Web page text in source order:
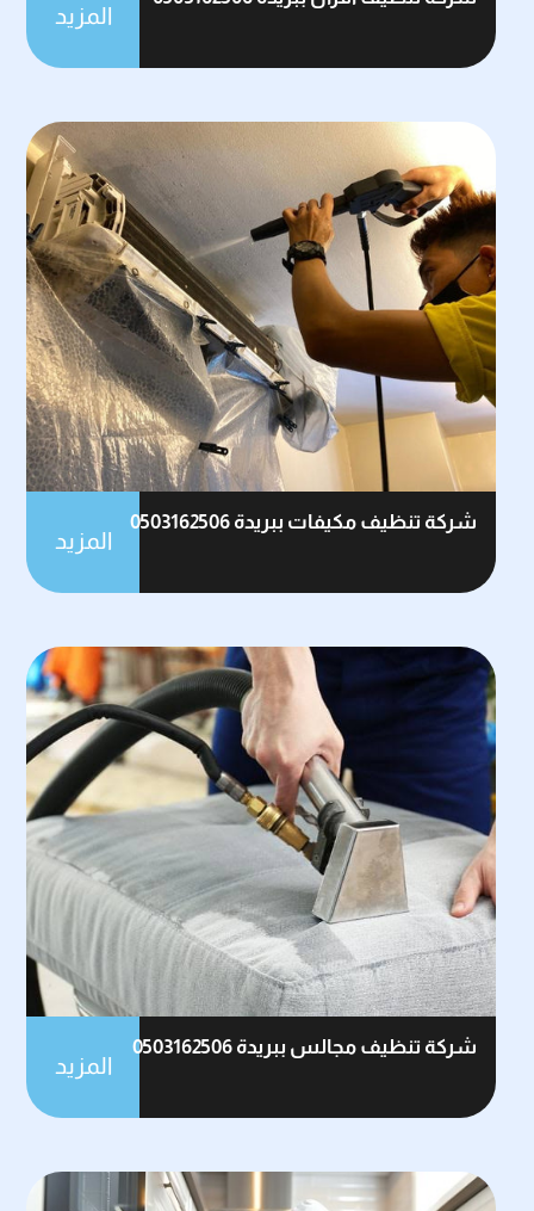
المزيد
شركة تنظيف مكيفات ببريدة 0503162506
المزيد
شركة تنظيف مجالس ببريدة 0503162506
المزيد